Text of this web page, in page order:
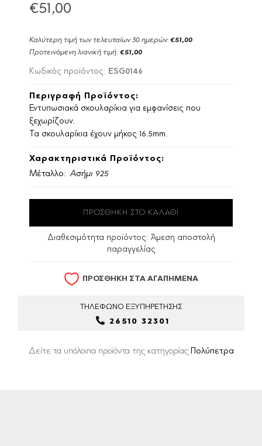
€51,00
Καλύτερη τιμή των τελευταίων 30 ημερών: €51,00
Προτεινόμενη λιανική τιμή: €51,00
Κωδικός προϊόντος: ESG0146
Περιγραφή Προϊόντος:
Εντυπωσιακά σκουλαρίκια για εμφανίσεις που
ξεχωρίζουν.
Τα σκουλαρίκια έχουν μήκος 16.5mm.
Χαρακτηριστικά Προϊόντος:
Μέταλλο: Ασήμι 925
Διαθεσιμότητα προϊόντος: Άμεση αποστολή
παραγγελίας
ΠΡΟΣΘΗΚΗ ΣΤΑ ΑΓΑΠΗΜΕΝΑ
ΤΗΛΕΦΩΝΟ ΕΞΥΠΗΡΕΤΗΣΗΣ
26510 32301
Δείτε τα υπόλοιπα προϊόντα της κατηγορίας Πολύπετρα